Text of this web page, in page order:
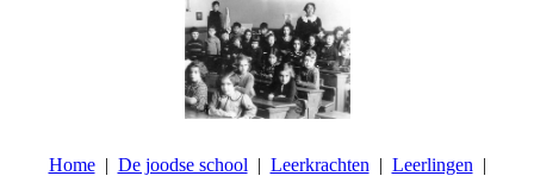
Home De joodse school Leerkrachten Leerlingen